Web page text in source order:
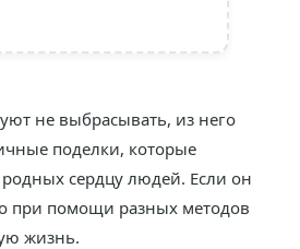
не выбрасывать, из него
поделки, которые
сердцу людей. Если он
при помощи разных методов
жизнь.